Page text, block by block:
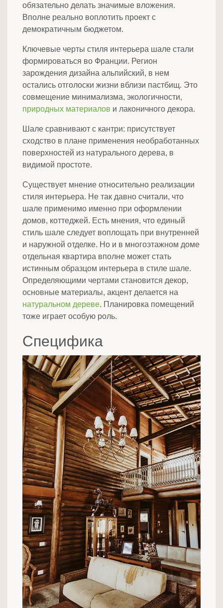
обязательно делать значимые вложения.
Вполне реально воплотить проект с
демократичным бюджетом.
Ключевые черты стиля интерьера шале стали
формироваться во Франции. Регион
зарождения дизайна альпийский, в нем
остались отголоски жизни вблизи пастбищ. Это
совмещение минимализма, экологичности,
природных материалов и лаконичного декора.
Шале сравнивают с кантри: присутствует
сходство в плане применения необработанных
поверхностей из натурального дерева, в
видимой простоте.
Существует мнение относительно реализации
стиля интерьера. Не так давно считали, что
шале применимо именно при оформлении
домов, коттеджей. Есть мнения, что единый
стиль шале следует воплощать при внутренней
и наружной отделке. Но и в многоэтажном доме
отдельная квартира вполне может стать
истинным образцом интерьера в стиле шале.
Определяющими чертами становится декор,
основные материалы, акцент делается на
натуральном дереве. Планировка помещений
тоже играет особую роль.
Специфика